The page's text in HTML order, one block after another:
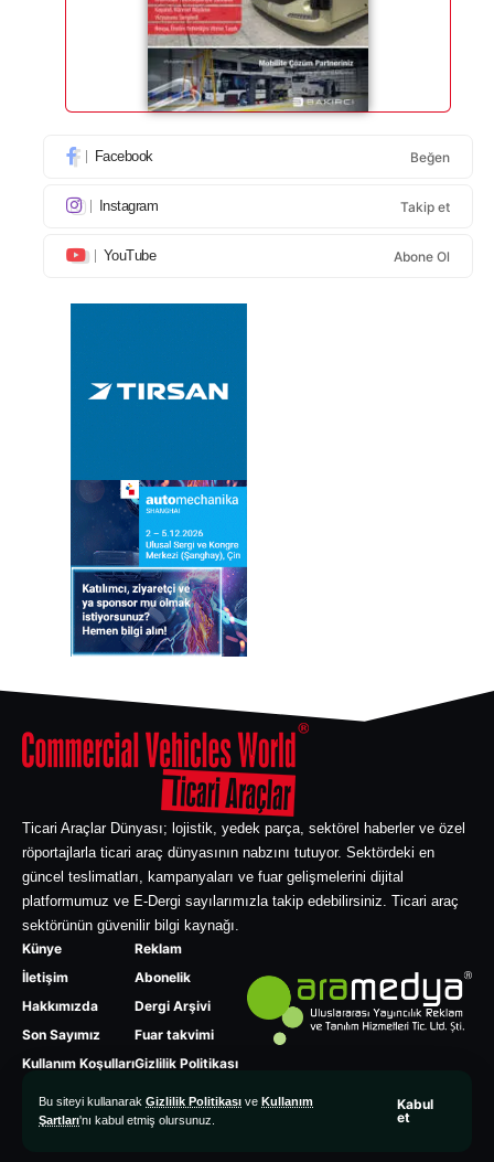
Bu siteyi kullanarak Gizlilik Politikası ve Kullanım
Şartları'nı kabul etmiş olursunuz.
Kabul
et
Facebook Beğen
Instagram Takip et
YouTube Abone Ol
Ticari Araçlar Dünyası; lojistik, yedek parça, sektörel haberler ve özel
röportajlarla ticari araç dünyasının nabzını tutuyor. Sektördeki en
güncel teslimatları, kampanyaları ve fuar gelişmelerini dijital
platformumuz ve E-Dergi sayılarımızla takip edebilirsiniz. Ticari araç
sektörünün güvenilir bilgi kaynağı.
Künye
İletişim
Hakkımızda
Son Sayımız
Kullanım Koşulları
Reklam
Abonelik
Dergi Arşivi
Fuar takvimi
Gizlilik Politikası